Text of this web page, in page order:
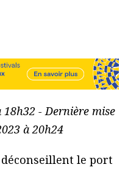
- Dernière mise
à 20h24
le port